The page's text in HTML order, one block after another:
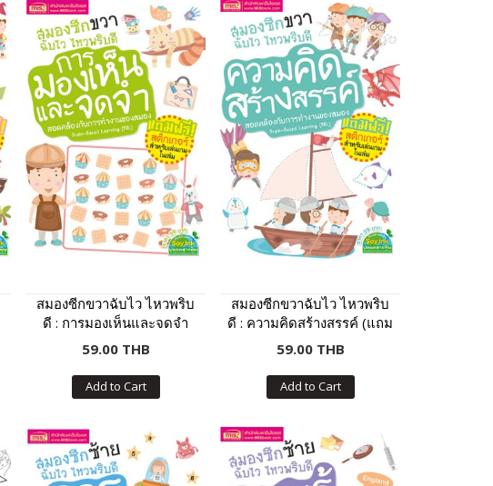
สมองซีกขวาฉับไว ไหวพริบ
ดี : การมองเห็นและจดจำ
(แถมฟรี! สติกเกอร์)
59.00 THB
Add to Cart
สมองซีกขวาฉับไว ไหวพริบ
ดี : ความคิดสร้างสรรค์ (แถม
ฟรี! สติกเกอร์)
59.00 THB
Add to Cart